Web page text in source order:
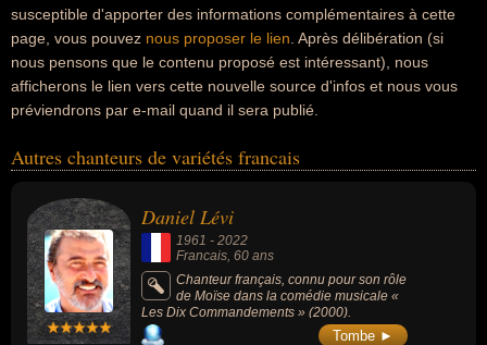
susceptible d'apporter des informations complémentaires à cette
page, vous pouvez nous proposer le lien . Après délibération (si
nous pensons que le contenu proposé est intéressant), nous
afficherons le lien vers cette nouvelle source d'infos et nous vous
préviendrons par e-mail quand il sera publié.
Autres chanteurs de variétés francais
Daniel Lévi
1961 - 2022
Francais, 60 ans
Chanteur français, connu pour son rôle
de Moïse dans la comédie musicale «
Les Dix Commandements » (2000).
Tombe ►